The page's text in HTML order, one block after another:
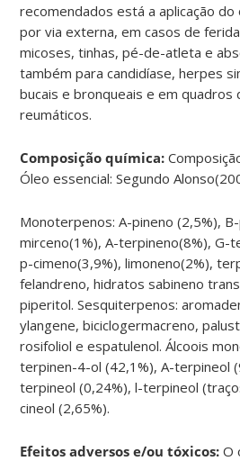
recomendados está a aplicação do
por via externa, em casos de
micoses, tinhas, pé-de-atleta e
também para candidíase, herpes
bucais e bronqueais e em quadros
reumáticos.
Composição química:
Óleo essencial: Segundo
Monoterpenos: A-pineno (2,5%),
mirceno(1%), A-terpineno(8%), G-
p-cimeno(3,9%), limoneno(2%),
felandreno, hidratos sabineno
piperitol. Sesquiterpenos:
ylangene, biciclogermacreno,
rosifoliol e espatulenol. Álcoois
terpinen-4-ol (42,1%), A-terpineol
terpineol (0,24%), l-terpineol
cineol (2,65%).
Efeitos adversos e/ou tóxicos: O